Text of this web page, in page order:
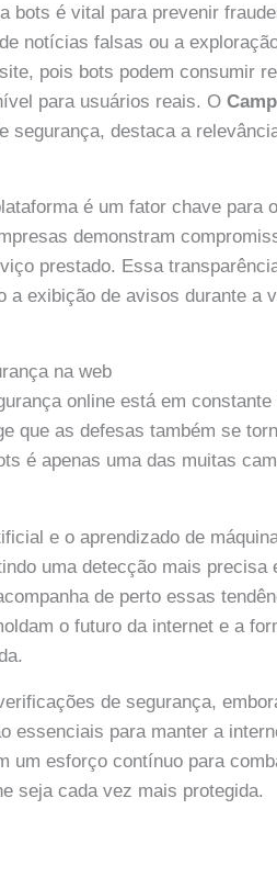
bots é vital para prevenir
notícias falsas ou a
pois bots podem consumir
para usuários reais. O
segurança, destaca a
é um fator chave para
demonstram
prestado. Essa
a exibição de avisos durante a
na web
online está em
que as defesas também se
é apenas uma das muitas
e o aprendizado de
uma detecção mais
de perto essas
o futuro da internet e a
de segurança,
essenciais para manter a
um esforço contínuo para
seja cada vez mais protegida.